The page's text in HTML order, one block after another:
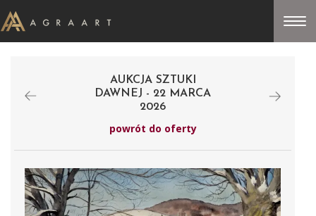
AUKCJA SZTUKI
DAWNEJ - 22 MARCA
2026
powrót do oferty